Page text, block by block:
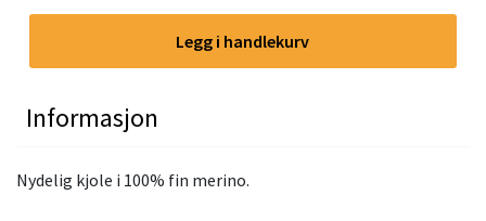
Legg i handlekurv
Informasjon
Nydelig kjole i 100% fin merino.